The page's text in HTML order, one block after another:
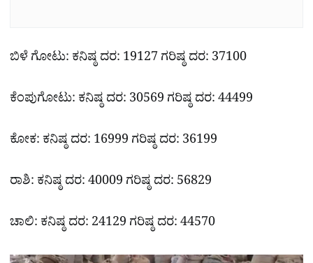
ಬಿಳೆ ಗೋಟು: ಕನಿಷ್ಠ ದರ: 19127 ಗರಿಷ್ಠ ದರ: 37100
ಕೆಂಪುಗೋಟು: ಕನಿಷ್ಠ ದರ: 30569 ಗರಿಷ್ಠ ದರ: 44499
ಕೋಕ: ಕನಿಷ್ಠ ದರ: 16999 ಗರಿಷ್ಠ ದರ: 36199
ರಾಶಿ: ಕನಿಷ್ಠ ದರ: 40009 ಗರಿಷ್ಠ ದರ: 56829
ಚಾಲಿ: ಕನಿಷ್ಠ ದರ: 24129 ಗರಿಷ್ಠ ದರ: 44570